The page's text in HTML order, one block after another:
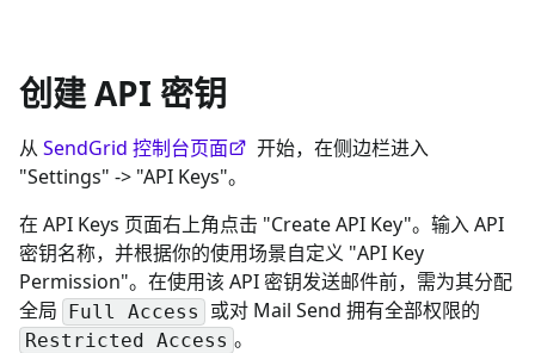
创建 API 密钥
从 SendGrid 控制台页面
开始，在侧边栏进入
"Settings" -> "API Keys"。
在 API Keys 页面右上角点击 "Create API Key"。输入 API
密钥名称，并根据你的使用场景自定义 "API Key
Permission"。在使用该 API 密钥发送邮件前，需为其分配
全局 Full Access 或对 Mail Send 拥有全部权限的
Restricted Access 。